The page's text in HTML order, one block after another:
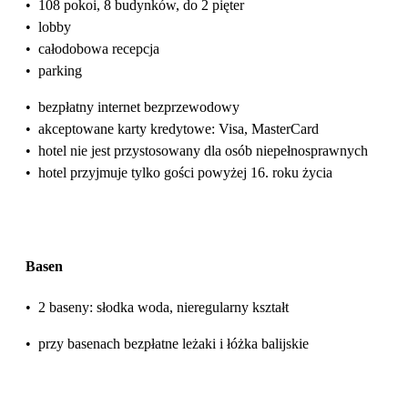
• 108 pokoi, 8 budynków, do 2 pięter
• lobby
• całodobowa recepcja
• parking
• bezpłatny internet bezprzewodowy
• akceptowane karty kredytowe: Visa, MasterCard
• hotel nie jest przystosowany dla osób niepełnosprawnych
• hotel przyjmuje tylko gości powyżej 16. roku życia
Basen
• 2 baseny: słodka woda, nieregularny kształt
• przy basenach bezpłatne leżaki i łóżka balijskie